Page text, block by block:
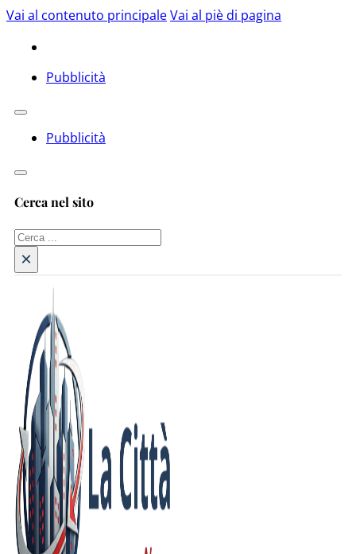
Vai al contenuto principaleVai al piè di pagina
Pubblicità
Pubblicità
Cerca nel sito
Cerca
×